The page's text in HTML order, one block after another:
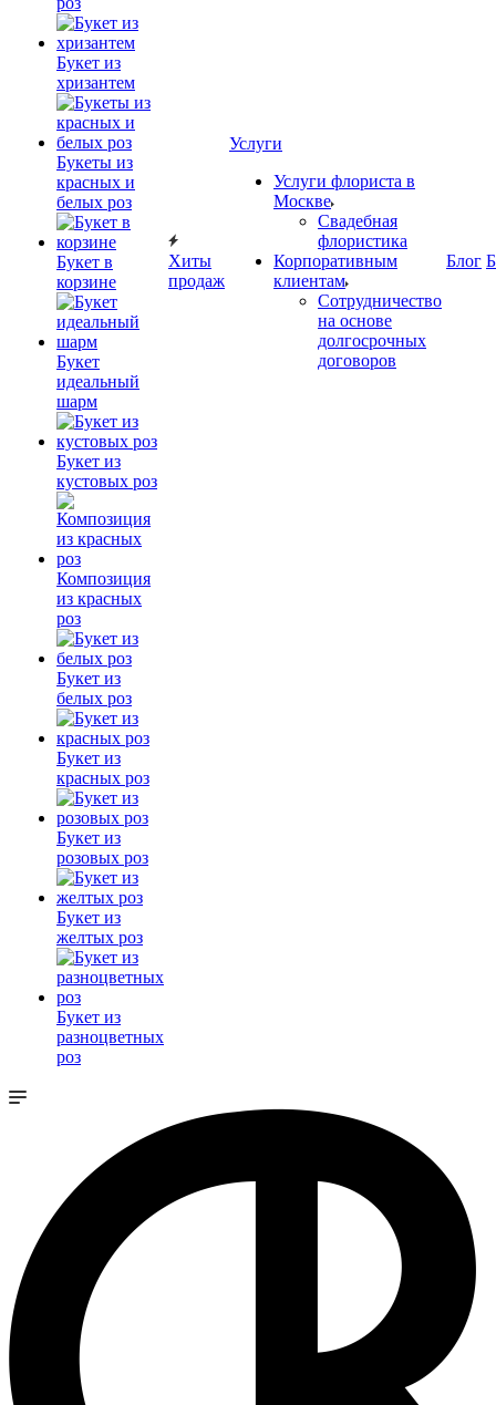
Букет из
хризантем
Букеты из
красных и
белых роз
Букет в
корзине
Букет
идеальный
шарм
Букет из
кустовых роз
Композиция
из красных
роз
Букет из
белых роз
Букет из
красных роз
Букет из
розовых роз
Букет из
желтых роз
Букет из
разноцветных
роз
Хиты
продаж
Услуги
Услуги флориста в
Москве
Свадебная
флористика
Корпоративным
клиентам
Сотрудничество
на основе
долгосрочных
договоров
Блог